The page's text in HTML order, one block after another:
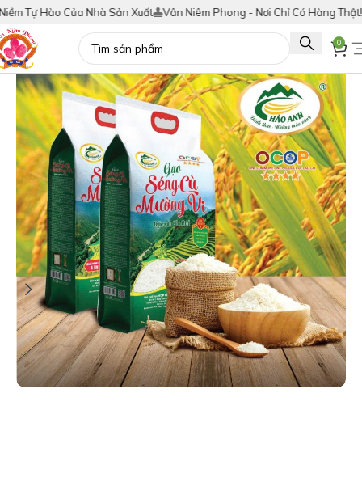
Hào Của Nhà Sản Xuất Vân Niêm Phong - Nơi Chỉ Có Hàng Thật! Tích
0